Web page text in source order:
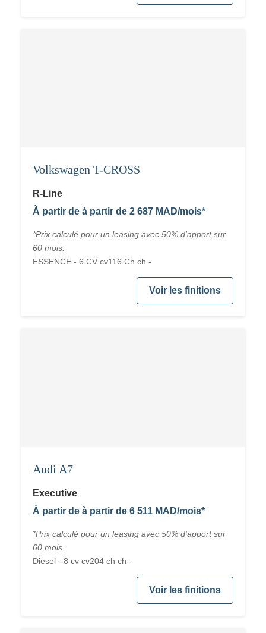
Volkswagen T-CROSS
R-Line
À partir de à partir de 2 687 MAD/mois*
*Prix calculé pour un leasing avec 50% d'apport sur
60 mois.
ESSENCE - 6 CV cv116 Ch ch -
Voir les finitions
Audi A7
Executive
À partir de à partir de 6 511 MAD/mois*
*Prix calculé pour un leasing avec 50% d'apport sur
60 mois.
Diesel - 8 cv cv204 ch ch -
Voir les finitions